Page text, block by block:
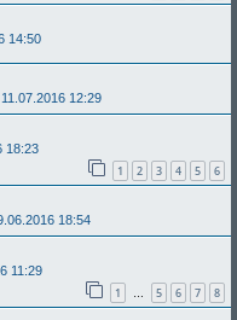
14:50
11.07.2016 12:29
18:23
1 2 3 4 5 6
18:54
11:29
1 … 5 6 7 8